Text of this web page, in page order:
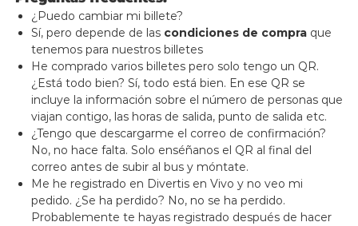
¿Puedo cambiar mi billete?
Sí, pero depende de las condiciones de compraque
tenemos para nuestros billetes
He comprado varios billetes pero solo tengo un QR.
¿Está todo bien? Sí, todo está bien. En ese QR se
incluye la información sobre el número de personas que
viajan contigo, las horas de salida, punto de salida etc.
¿Tengo que descargarme el correo de confirmación?
No, no hace falta. Solo enséñanos el QR al final del
correo antes de subir al bus y móntate.
Me he registrado en Divertis en Vivo y no veo mi
pedido. ¿Se ha perdido? No, no se ha perdido.
Probablemente te hayas registrado después de hacer